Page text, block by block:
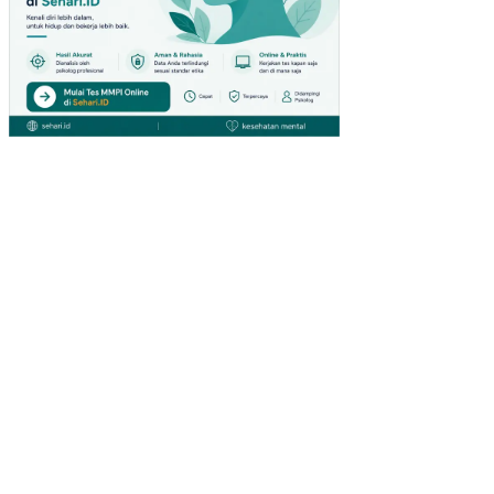
UN
JU
NG
GIA
NT
HY
PE